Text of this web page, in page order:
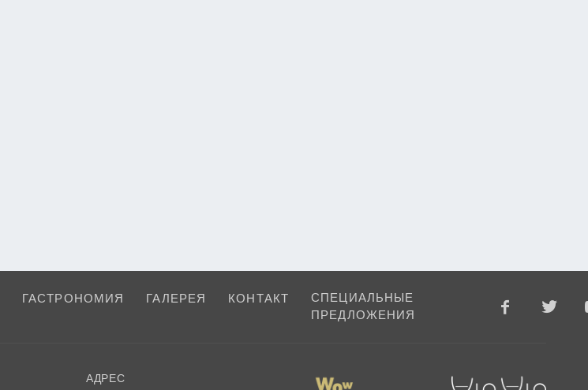
ГАСТРОНОМИЯ ГАЛЕРЕЯ КОНТАКТ
СПЕЦИАЛЬНЫЕ
ПРЕДЛОЖЕНИЯ
АДРЕС